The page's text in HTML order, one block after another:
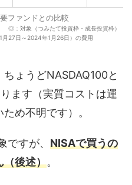
ファンドとの比較
：対象（つみたて投資枠・成長投資枠）
27日～2024年1月26日）の費用
ょうどNASDAQ100と
ます（実質コストは運
め不明です）。
ですが、 NISAで買うの
（後述）。